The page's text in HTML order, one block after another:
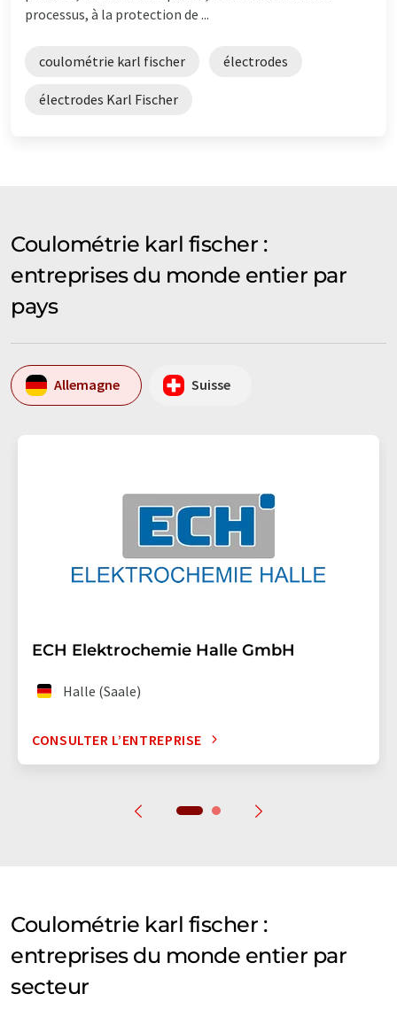
processus, à la protection de ...
coulométrie karl fischer électrodes
électrodes Karl Fischer
Coulométrie karl fischer :
entreprises du monde entier par
pays
Allemagne Suisse
ECH Elektrochemie Halle GmbH
Halle (Saale)
CONSULTER L’ENTREPRISE
Coulométrie karl fischer :
entreprises du monde entier par
secteur